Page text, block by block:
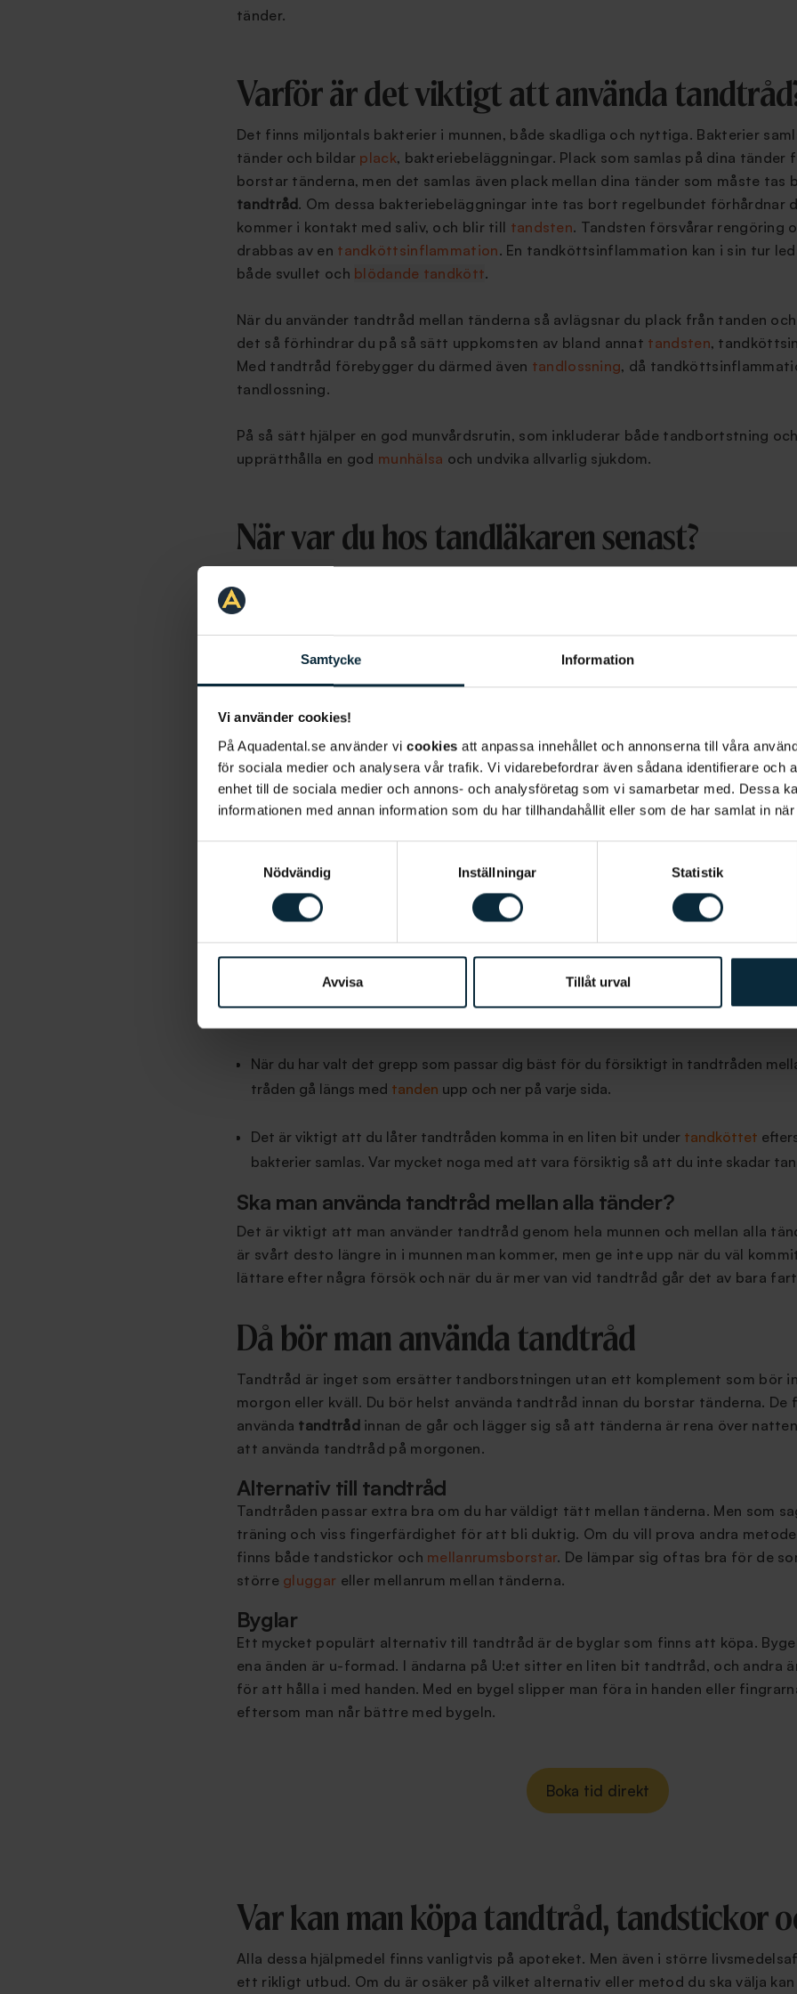
Samtycke Information
Vi använder cookies!
På Aquadental.se använder vi cookies att anpassa innehållet och annonserna till våra
för sociala medier och analysera vår trafik. Vi vidarebefordrar även sådana identifierare och
enhet till de sociala medier och annons- och analysföretag som vi samarbetar med. Dessa
informationen med annan information som du har tillhandahållit eller som de har samlat in
Nödvändig
Inställningar Statistik
Avvisa Tillåt urval
tänder.
Varför är det viktigt att använda
Det finns miljontals bakterier i munnen, både skadliga och nyttiga. Bakterier
tänder och bildar plack, bakteriebeläggningar. Plack som samlas på dina tänder
borstar tänderna, men det samlas även plack mellan dina tänder som måste tas
tandtråd. Om dessa bakteriebeläggningar inte tas bort regelbundet förhårdnar
kommer i kontakt med saliv, och blir till tandsten. Tandsten försvårar rengöring
drabbas av en tandköttsinflammation. En tandköttsinflammation kan i sin tur
både svullet och blödande tandkött.
När du använder tandtråd mellan tänderna så avlägsnar du plack från tanden
det så förhindrar du på så sätt uppkomsten av bland annat tandsten,
Med tandtråd förebygger du därmed även tandlossning, då
tandlossning.
På så sätt hjälper en god munvårdsrutin, som inkluderar både tandbortstning
upprätthålla en god munhälsa och undvika allvarlig sjukdom.
När var du hos tandläkaren senast?
din tandläkare möjlighet att upptäcka eventuella problem i munnen i ett tidigt
Börjar det bli dags för din årliga tandundersökning? Du kan boka en tid hos oss
Så använder du tandtråd
knepigt. Som med allt annat krävs det lite träning. Nedan hittar du hur du bör
Börja med en bit tandtråd.
Greppa tandtråden med tummen och pekfingret, en ände i vardera hand.
När du har valt det grepp som passar dig bäst för du försiktigt in tandtråden
tråden gå längs med tanden upp och ner på varje sida.
Det är viktigt att du låter tandtråden komma in en liten bit under tandköttet
bakterier samlas. Var mycket noga med att vara försiktig så att du inte skadar
Ska man använda tandtråd mellan alla tänder?
Det är viktigt att man använder tandtråd genom hela munnen och mellan alla
är svårt desto längre in i munnen man kommer, men ge inte upp när du väl
lättare efter några försök och när du är mer van vid tandtråd går det av bara
Då bör man använda tandtråd
Tandtråd är inget som ersätter tandborstningen utan ett komplement som bör
morgon eller kväll. Du bör helst använda tandtråd innan du borstar tänderna.
använda tandtråd innan de går och lägger sig så att tänderna är rena över
att använda tandtråd på morgonen.
Alternativ till tandtråd
Tandtråden passar extra bra om du har väldigt tätt mellan tänderna. Men som
träning och viss fingerfärdighet för att bli duktig. Om du vill prova andra
finns både tandstickor och mellanrumsborstar. De lämpar sig oftas bra för de
större gluggar eller mellanrum mellan tänderna.
Byglar
Ett mycket populärt alternativ till tandtråd är de byglar som finns att köpa.
ena änden är u-formad. I ändarna på U:et sitter en liten bit tandtråd, och andra
för att hålla i med handen. Med en bygel slipper man föra in handen eller
eftersom man når bättre med bygeln.
Boka tid direkt
Var kan man köpa tandtråd, tandstickor
Alla dessa hjälpmedel finns vanligtvis på apoteket. Men även i större
ett rikligt utbud. Om du är osäker på vilket alternativ eller metod du ska välja